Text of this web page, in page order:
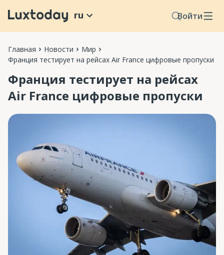
Войти
ru
Главная Новости
Мир
Франция тестирует на рейсах Air France цифровые пропуски
Франция тестирует на рейсах
Air France цифровые пропуски